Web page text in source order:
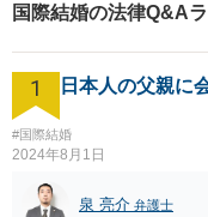
国際結婚の法律Q&A
1 日本人の父親に
#国際結婚
2024年8月1日
泉 亮介 弁護士